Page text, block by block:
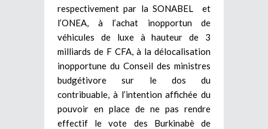
respectivement par la SONABEL et
l’ONEA, à l’achat inopportun de
véhicules de luxe à hauteur de 3
milliards de F CFA, à la délocalisation
inopportune du Conseil des ministres
budgétivore sur le dos du
contribuable, à l’intention affichée du
pouvoir en place de ne pas rendre
effectif le vote des Burkinabè de